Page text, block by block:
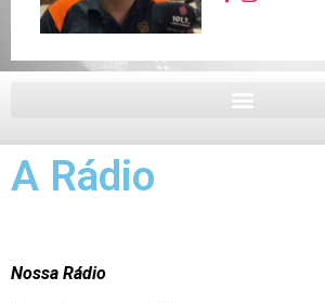
A Rádio
Nossa Rádio